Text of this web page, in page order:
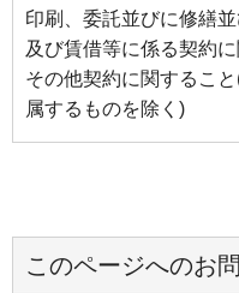
印刷、委託並びに修繕
及び賃借等に係る契約
その他契約に関するこ
属するものを除く)
このページへのお